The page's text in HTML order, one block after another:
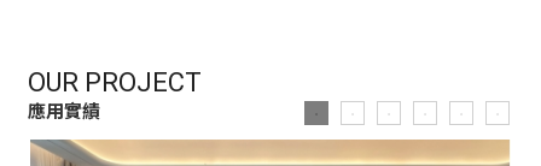
OUR PROJECT
應用實績